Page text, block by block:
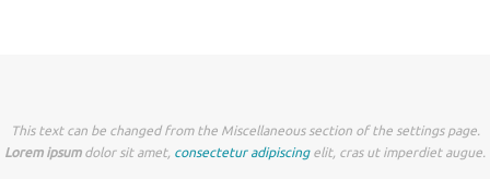
This text can be changed from the Miscellaneous section of the settings page.
Lorem ipsumdolor sit amet, consectetur adipiscingelit, cras ut imperdiet augue.